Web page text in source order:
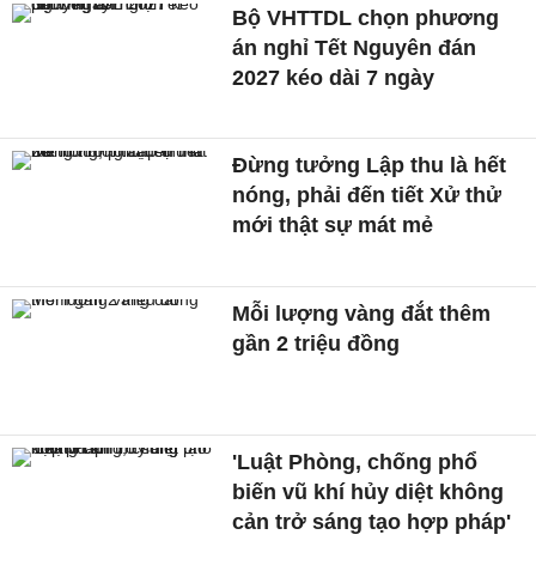
Bộ VHTTDL chọn phương
án nghỉ Tết Nguyên đán
2027 kéo dài 7 ngày
Đừng tưởng Lập thu là hết
nóng, phải đến tiết Xử thử
mới thật sự mát mẻ
Mỗi lượng vàng đắt thêm
gần 2 triệu đồng
'Luật Phòng, chống phổ
biến vũ khí hủy diệt không
cản trở sáng tạo hợp pháp'